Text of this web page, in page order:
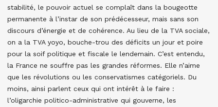
stabilité, le pouvoir actuel se complaît dans la bougeotte
permanente à l’instar de son prédécesseur, mais sans son
discours d’énergie et de cohérence. Au lieu de la TVA sociale,
on a la TVA yoyo, bouche-trou des déficits un jour et poire
pour la soif politique et fiscale le lendemain. C’est entendu,
la France ne souffre pas les grandes réformes. Elle n’aime
que les révolutions ou les conservatismes catégoriels. Du
moins, ainsi parlent ceux qui ont intérêt à le faire :
l’oligarchie politico-administrative qui gouverne, les